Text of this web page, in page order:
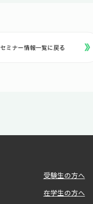
セミナー情報一覧に戻る
受験生の方へ
在学生の方へ